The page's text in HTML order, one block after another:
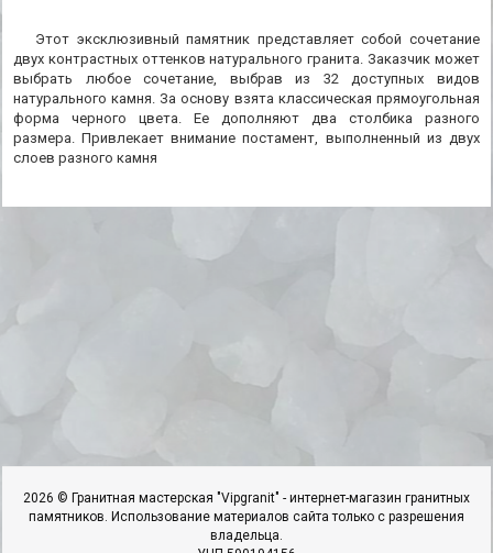
Этот эксклюзивный памятник представляет собой сочетание
двух контрастных оттенков натурального гранита. Заказчик может
выбрать любое сочетание, выбрав из 32 доступных видов
натурального камня. За основу взята классическая прямоугольная
форма черного цвета. Ее дополняют два столбика разного
размера. Привлекает внимание постамент, выполненный из двух
слоев разного камня
2026 © Гранитная мастерская "Vipgranit" - интернет-магазин гранитных
памятников. Использование материалов сайта только с разрешения
владельца.